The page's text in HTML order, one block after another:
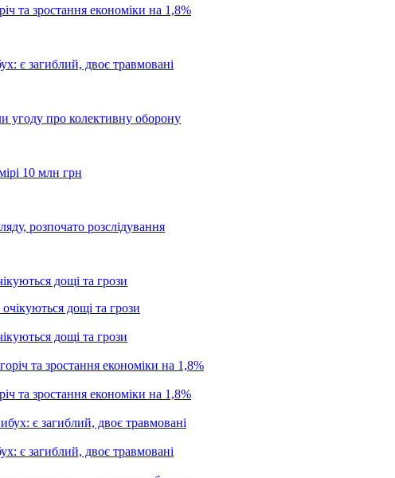
та зростання економіки на 1,8%
є загиблий, двоє травмовані
угоду про колективну оборону
10 млн грн
розпочато розслідування
дощі та грози
дощі та грози
та зростання економіки на 1,8%
є загиблий, двоє травмовані